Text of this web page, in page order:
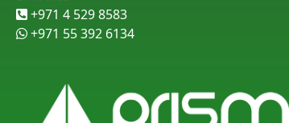
 +971 4 529 8583
+971 55 392 6134